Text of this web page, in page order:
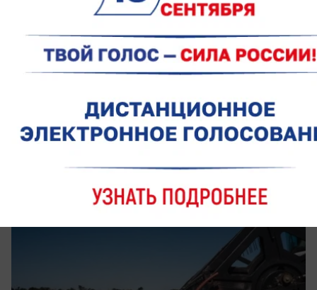
вчера в 16:30 0
Экономика
Экспорт зерна из Ростовской области
За семь месяцев регион отправил за рубеж 6,8
млн тонн зерновых и продуктов их переработки